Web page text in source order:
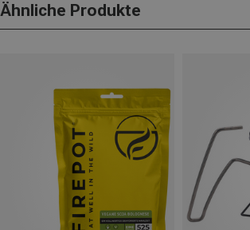
Ähnliche Produkte